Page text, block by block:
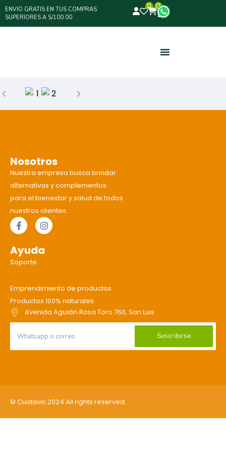
ENVIO GRATIS EN TUS COMPRAS
SUPERIORES A S/100.00
0 0
Nosotros
Nuestra empresa busca brindar
alternativas y complementos
para el bienestar y salud de todos
nuestros clientes.
Ayuda
Soporte
Emprendimiento de productos
Productos 100% naturales
Avenida Agustin Rosa Toro 760, San Luis
Suscribirse
© Cuidavic 2024 All rights reserved.